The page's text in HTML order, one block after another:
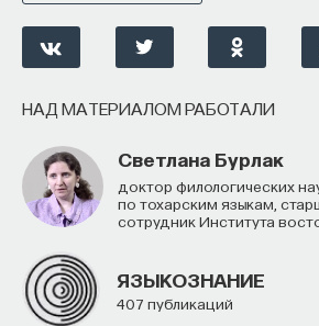
НАД МАТЕРИАЛОМ РАБОТАЛИ
Светлана Бурлак
доктор филологических наук, специалист
по тохарским языкам,
сотрудник Института
ЯЗЫКОЗНАНИЕ
407 публикаций